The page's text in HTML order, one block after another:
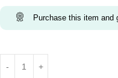
Purchase this item and